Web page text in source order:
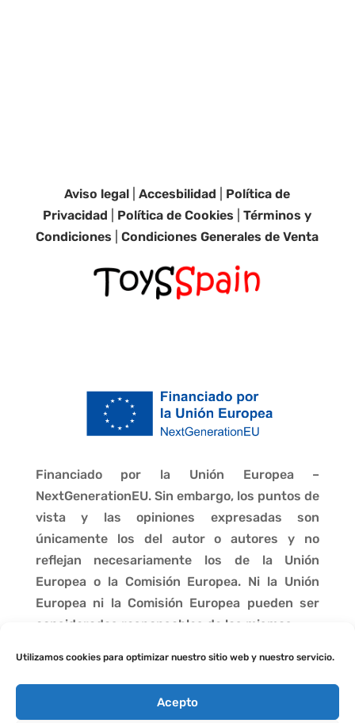
Utilizamos cookies para optimizar nuestro sitio web y nuestro servicio.
Acepto
Aviso legal |Accesbilidad
Política de
Privacidad
Política de Cookies |Términos y
Condiciones |Condiciones Generales de Venta
Financiado por la Unión Europea –
NextGenerationEU. Sin embargo, los puntos de
vista y las opiniones expresadas son
únicamente los del autor o autores y no
reflejan necesariamente los de la Unión
Europea o la Comisión Europea. Ni la Unión
Europea ni la Comisión Europea pueden ser
consideradas responsables de las mismas.